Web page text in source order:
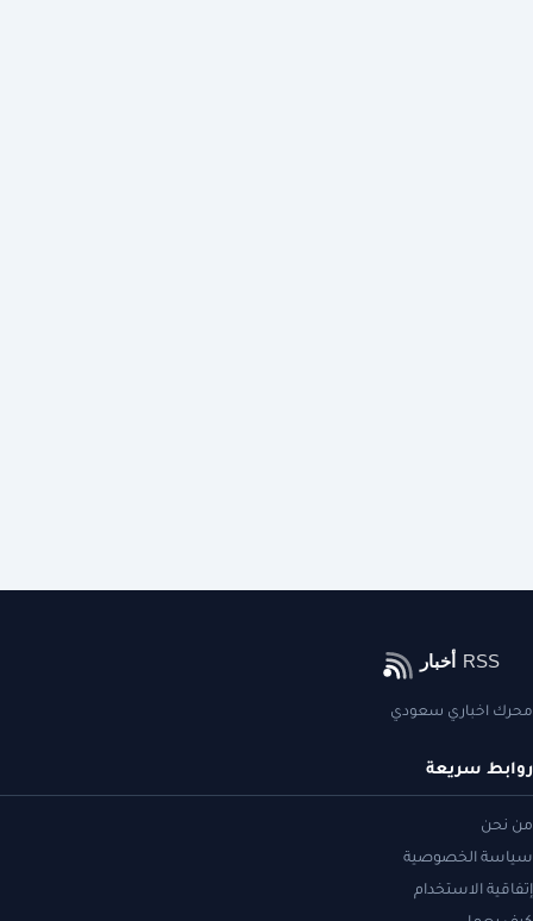
محرك اخباري سعودي
روابط سريعة
من نحن
سياسة الخصوصية
إتفاقية الاستخدام